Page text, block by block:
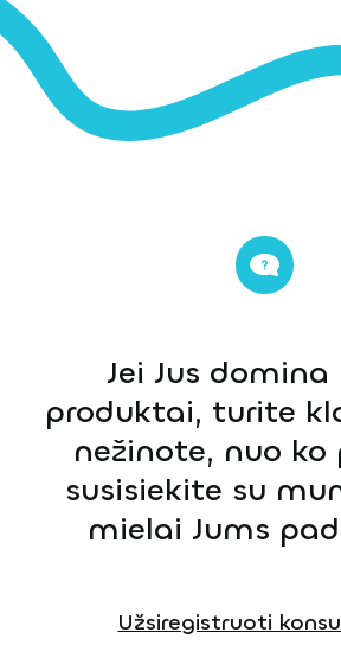
Jei Jus domina
produktai, turite
nežinote, nuo ko
susisiekite su
mielai Jums
Užsiregistruoti